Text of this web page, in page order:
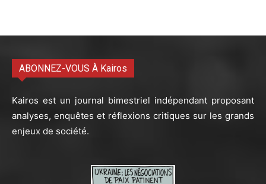
ABONNEZ-VOUS À Kairos
Kairos est un journal bimestriel indépendant proposant
analyses, enquêtes et réflexions critiques sur les grands
enjeux de société.